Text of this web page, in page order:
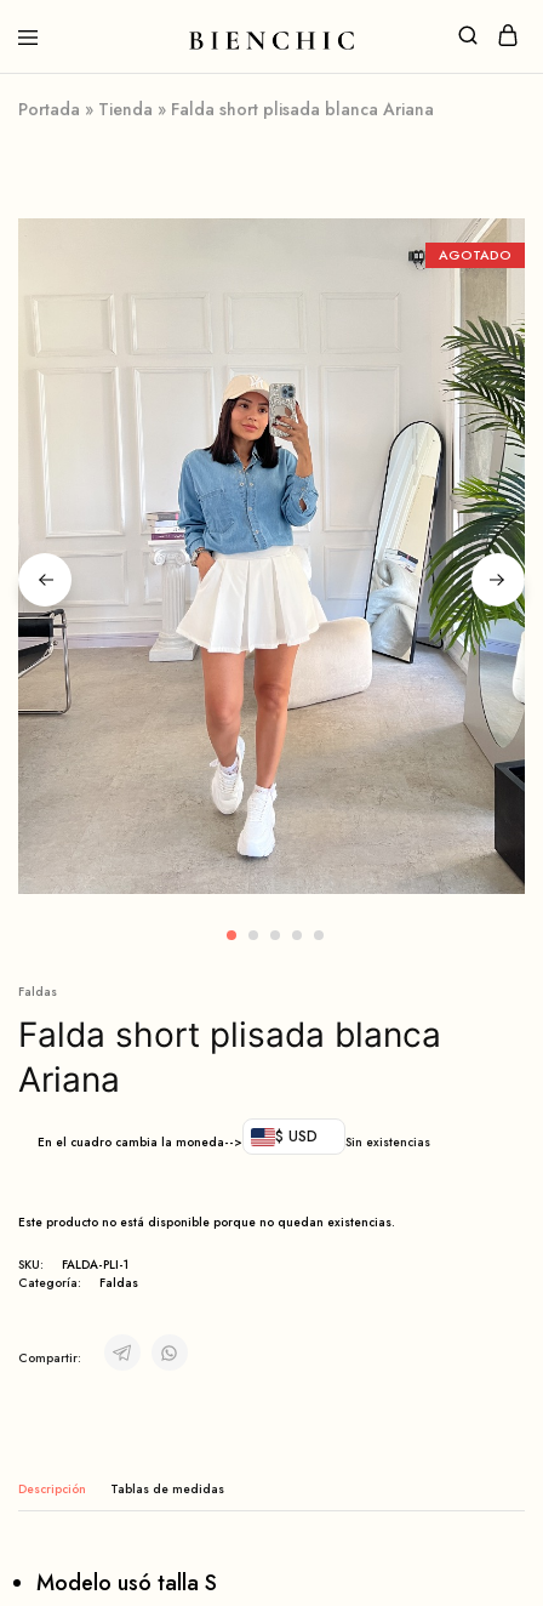
Portada » Tienda » Falda short plisada blanca Ariana
AGOTADO
Faldas
Falda short plisada blanca
Ariana
En el cuadro cambia la moneda--> $ USD Sin existencias
Este producto no está disponible porque no quedan existencias.
SKU:
FALDA-PLI-1
Categoría:
Faldas
Compartir:
Descripción
Modelo usó talla S